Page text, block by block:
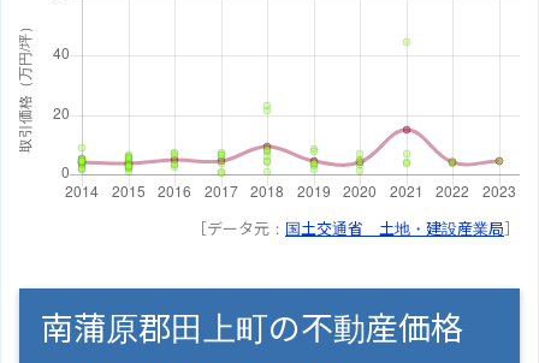
［データ元： 国土交通省 土地・建設産業局］
南蒲原郡田上町の不動産価格